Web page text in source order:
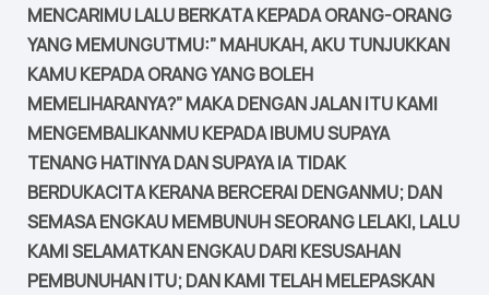
MENCARIMU LALU BERKATA KEPADA ORANG-ORANG
YANG MEMUNGUTMU:” MAHUKAH, AKU TUNJUKKAN
KAMU KEPADA ORANG YANG BOLEH
MEMELIHARANYA?” MAKA DENGAN JALAN ITU KAMI
MENGEMBALIKANMU KEPADA IBUMU SUPAYA
TENANG HATINYA DAN SUPAYA IA TIDAK
BERDUKACITA KERANA BERCERAI DENGANMU; DAN
SEMASA ENGKAU MEMBUNUH SEORANG LELAKI, LALU
KAMI SELAMATKAN ENGKAU DARI KESUSAHAN
PEMBUNUHAN ITU; DAN KAMI TELAH MELEPASKAN